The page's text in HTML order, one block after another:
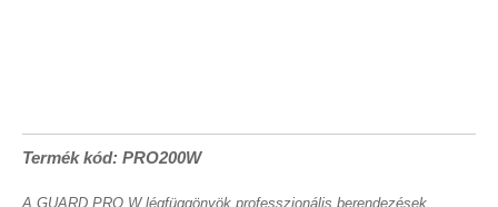
Termék kód: PRO200W
A GUARD PRO W légfüggönyök professzionális berendezések,